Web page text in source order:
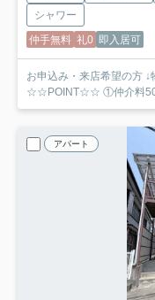
シャワー
仲手無料 礼0 即入居可
お申込み・来店希望の方
☆☆POINT☆☆ ①仲介料
アパート